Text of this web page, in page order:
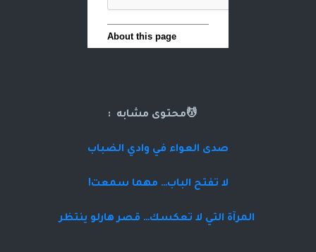
💆محتوى مشابه :
صدى العواء في وادي الضباب
لا تفتح الباب… مهما سمعت!
المرآة التي لا تعكسك… قصر هارلو ينتظر